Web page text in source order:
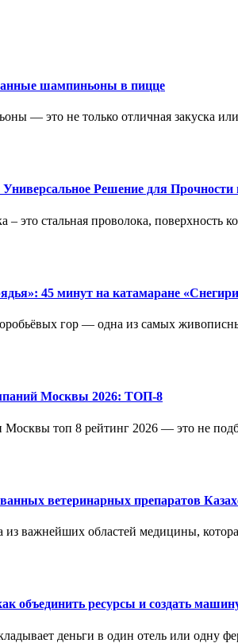
шампиньоны в пицце
— это не только отличная закуска
Решение для Прочности
– это стальная проволока, поверхность
45 минут на катамаране
гор — одна из самых
Москвы 2026: ТОП-8
топ 8 рейтинг 2026 — это не
ветеринарных препаратов
важнейших областей медицины,
объединить ресурсы и создать
деньги в один отель или одну